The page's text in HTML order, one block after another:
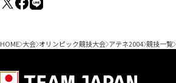
HOME 大会 オリンピック競技大会 アテネ2004 競技一覧